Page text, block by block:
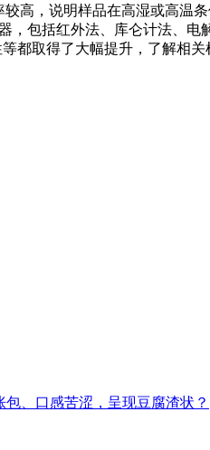
高，说明样品在高湿或高温
包括红外法、库仑计法、
都取得了大幅提升，了解相
、口感苦涩，呈现豆腐渣状？